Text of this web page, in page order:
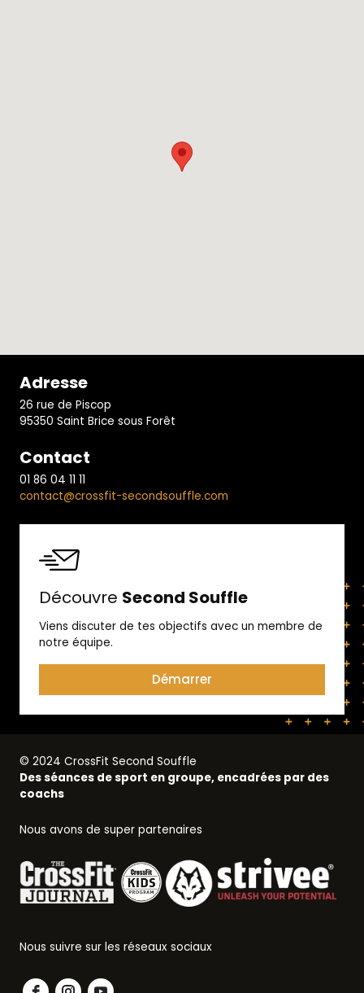
Adresse
26 rue de Piscop
95350 Saint Brice sous Forêt
Contact
01 86 04 11 11
contact@crossfit-secondsouffle.com
Découvre Second Souffle
Viens discuter de tes objectifs avec un membre de
notre équipe.
Démarrer
© 2024 CrossFit Second Souffle
Des séances de sport en groupe, encadrées par des
coachs
Nous suivre sur les réseaux sociaux
Nous avons de super partenaires